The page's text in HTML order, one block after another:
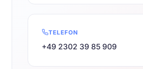
TELEFON
+49 2302 39 85 909